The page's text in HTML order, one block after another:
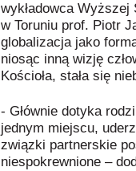
wykładowca Wyższej
w Toruniu prof. Piotr
globalizacja jako
niosąc inną wizję
Kościoła, stała się
- Głównie dotyka
jednym miejscu,
związki partnerskie
niespokrewnione –